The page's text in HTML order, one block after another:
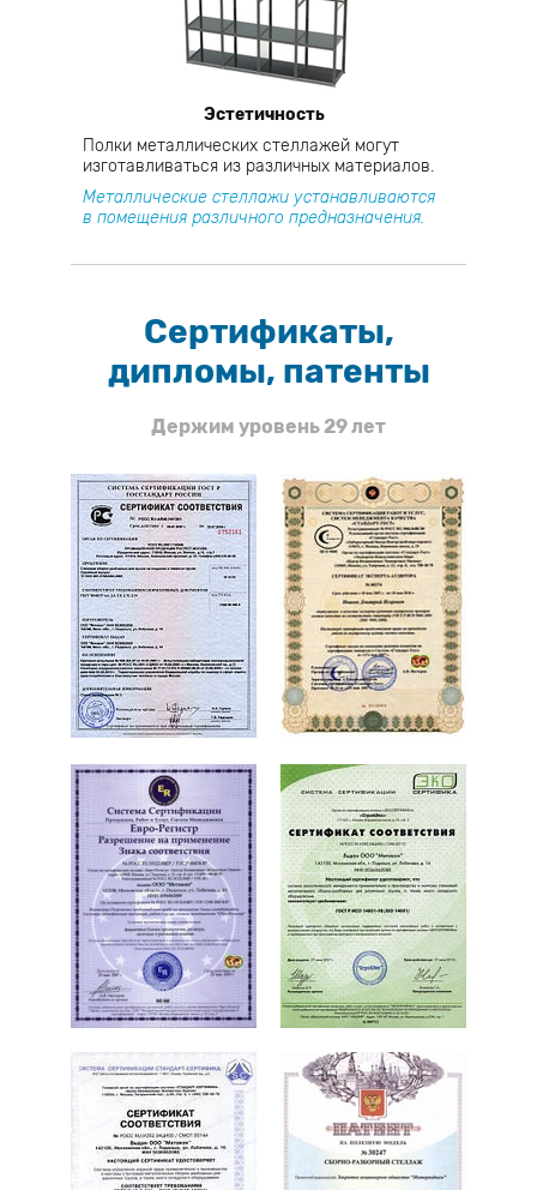
Эстетичность
Полки металлических стеллажей могут
изготавливаться из различных материалов.
Металлические стеллажи устанавливаются
в помещения различного предназначения.
Сертификаты,
дипломы, патенты
Держим уровень 29 лет